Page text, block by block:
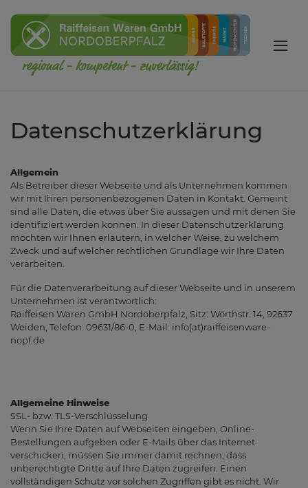
Datenschutzerklärung
Allgemein
Als Betreiber dieser Webseite und als Unternehmen kommen
wir mit Ihren personenbezogenen Daten in Kontakt. Gemeint
sind alle Daten, die etwas über Sie aussagen und mit denen Sie
identifiziert werden können. In dieser Datenschutzerklärung
möchten wir Ihnen erläutern, in welcher Weise, zu welchem
Zweck und auf welcher rechtlichen Grundlage wir Ihre Daten
verarbeiten.
Für die Datenverarbeitung auf dieser Webseite und in unserem
Unternehmen ist verantwortlich:
Raiffeisen Waren GmbH Nordoberpfalz, Sitz: Wörthstr. 14, 92637
Weiden, Telefon: 09631/86-0, E-Mail: info(at)raiffeisenware-
nopf.de
Allgemeine Hinweise
SSL- bzw. TLS-Verschlüsselung
Wenn Sie Ihre Daten auf Webseiten eingeben, Online-
Bestellungen aufgeben oder E-Mails über das Internet
verschicken, müssen Sie immer damit rechnen, dass
unberechtigte Dritte auf Ihre Daten zugreifen. Einen
vollständigen Schutz vor solchen Zugriffen gibt es nicht. Wir